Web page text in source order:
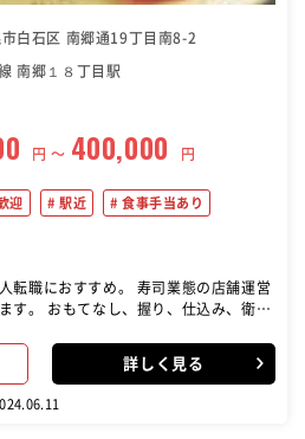
白石区 南郷通19丁目南8-2
南郷１８丁目駅
円 〜 400,000 円
迎 駅近 食事手当あり
め。 寿司業態の店舗運営
す。 おもてなし、握り、仕込み、衛
「花咲学校」という研
店舗でのOJTと並行しながら知識とス
います。主任、店長とスピード感を持
詳しく見る